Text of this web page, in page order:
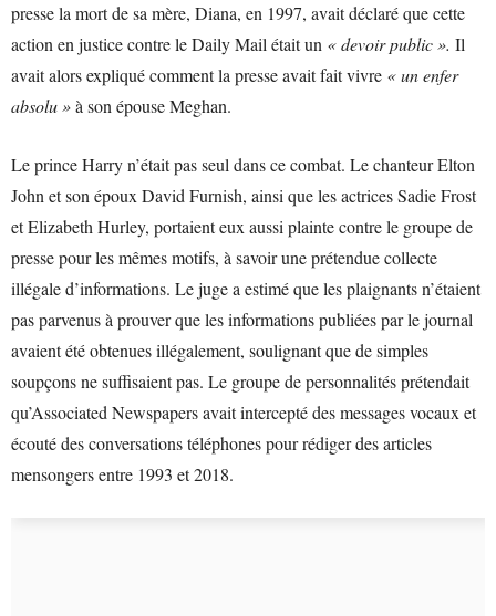
presse la mort de sa mère, Diana, en 1997, avait déclaré que cette
action en justice contre le Daily Mail était un « devoir public ». Il
avait alors expliqué comment la presse avait fait vivre « un enfer
absolu »à son épouse Meghan.
Le prince Harry n’était pas seul dans ce combat. Le chanteur Elton
John et son époux David Furnish, ainsi que les actrices Sadie Frost
et Elizabeth Hurley, portaient eux aussi plainte contre le groupe de
presse pour les mêmes motifs, à savoir une prétendue collecte
illégale d’informations. Le juge a estimé que les plaignants n’étaient
pas parvenus à prouver que les informations publiées par le journal
avaient été obtenues illégalement, soulignant que de simples
soupçons ne suffisaient pas. Le groupe de personnalités prétendait
qu’Associated Newspapers avait intercepté des messages vocaux et
écouté des conversations téléphones pour rédiger des articles
mensongers entre 1993 et 2018.